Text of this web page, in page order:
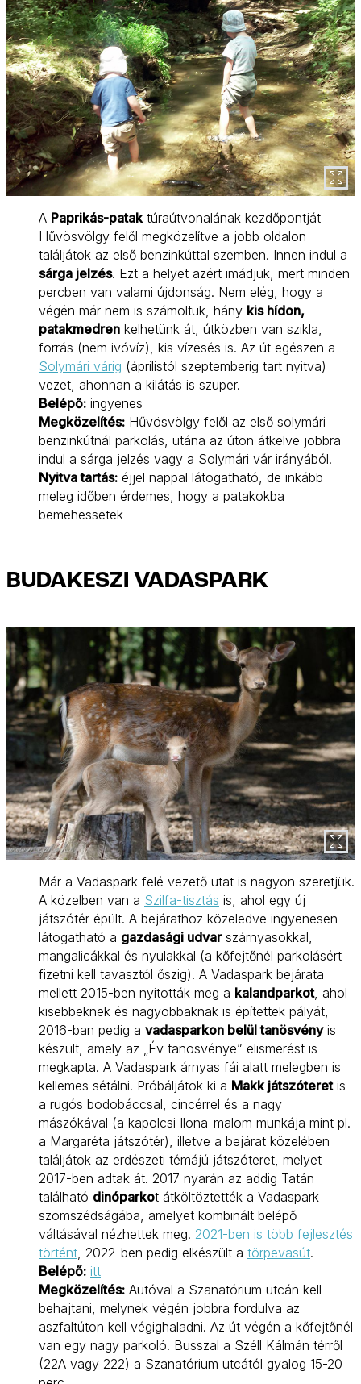
A Paprikás-pataktúraútvonalának kezdőpontját
Hűvösvölgy felől megközelítve a jobb oldalon
találjátok az első benzinkúttal szemben. Innen indul a
sárga jelzés. Ezt a helyet azért imádjuk, mert minden
percben van valami újdonság. Nem elég, hogy a
végén már nem is számoltuk, hány kis hídon,
patakmedren kelhetünk át, útközben van szikla,
forrás (nem ivóvíz), kis vízesés is. Az út egészen a
Solymári várig (áprilistól szeptemberig tart nyitva)
vezet, ahonnan a kilátás is szuper.
Belépő: ingyenes
Megközelítés: Hűvösvölgy felől az első solymári
benzinkútnál parkolás, utána az úton átkelve jobbra
indul a sárga jelzés vagy a Solymári vár irányából.
Nyitva tartás: éjjel nappal látogatható, de inkább
meleg időben érdemes, hogy a patakokba
bemehessetek
BUDAKESZI VADASPARK
Már a Vadaspark felé vezető utat is nagyon szeretjük.
A közelben van a Szilfa-tisztás is, ahol egy új
játszótér épült. A bejárathoz közeledve ingyenesen
látogatható a gazdasági udvarszárnyasokkal,
mangalicákkal és nyulakkal (a kőfejtőnél parkolásért
fizetni kell tavasztól őszig). A Vadaspark bejárata
mellett 2015-ben nyitották meg a kalandparkot, ahol
kisebbeknek és nagyobbaknak is építettek pályát,
2016-ban pedig a vadasparkon belül tanösvényis
készült, amely az „Év tanösvénye” elismerést is
megkapta. A Vadaspark árnyas fái alatt melegben is
kellemes sétálni. Próbáljátok ki a Makk játszóteretis
a rugós bodobáccsal, cincérrel és a nagy
mászókával (a kapolcsi Ilona-malom munkája mint pl.
a Margaréta játszótér), illetve a bejárat közelében
találjátok az erdészeti témájú játszóteret, melyet
2017-ben adtak át. 2017 nyarán az addig Tatán
található dinóparkot átköltöztették a Vadaspark
szomszédságába, amelyet kombinált belépő
váltásával nézhettek meg. 2021-ben is több fejlesztés
történt, 2022-ben pedig elkészült a törpevasút.
Belépő: itt
Megközelítés: Autóval a Szanatórium utcán kell
behajtani, melynek végén jobbra fordulva az
aszfaltúton kell végighaladni. Az út végén a kőfejtőnél
van egy nagy parkoló. Busszal a Széll Kálmán térről
(22A vagy 222) a Szanatórium utcától gyalog 15-20